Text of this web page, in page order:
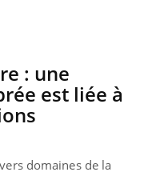
: une
est liée à
domaines de la